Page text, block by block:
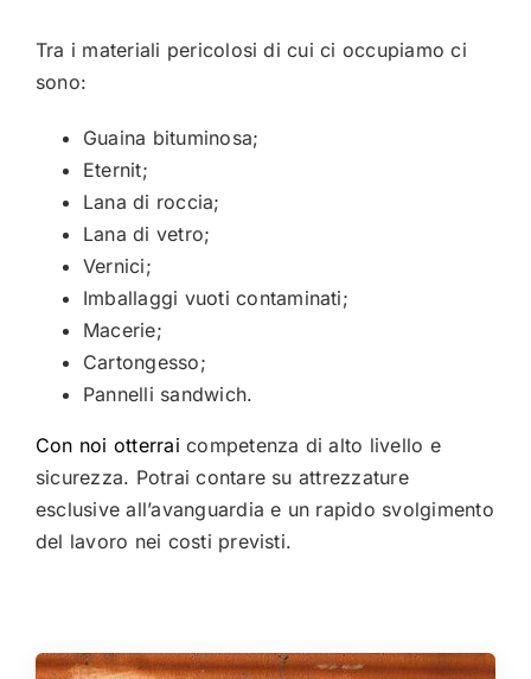
Tra i materiali pericolosi di cui ci occupiamo ci
sono:
Guaina bituminosa;
Eternit;
Lana di roccia;
Lana di vetro;
Vernici;
Imballaggi vuoti contaminati;
Macerie;
Cartongesso;
Pannelli sandwich.
Con noi otterraicompetenza di alto livello e
sicurezza. Potrai contare su attrezzature
esclusive all’avanguardia e un rapido svolgimento
del lavoro nei costi previsti.